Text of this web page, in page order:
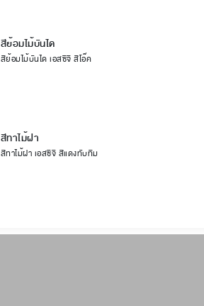
สีย้อมไม้บันได
สีย้อมไม้บันได เอสซีจี สีโอ๊ค
สีทาไม้ฝา
สีทาไม้ฝา เอสซีจี สีแดงทับทิม